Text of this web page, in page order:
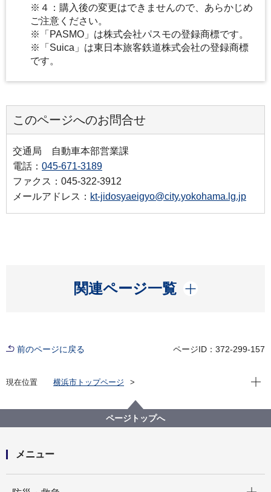
※４：購入後の変更はできませんので、あらかじめ
ご注意ください。
※「PASMO」は株式会社パスモの登録商標です。
※「Suica」は東日本旅客鉄道株式会社の登録商標
です。
このページへのお問合せ
交通局 自動車本部営業課
電話： 045-671-3189
ファクス：045-322-3912
メールアドレス： kt-jidosyaeigyo@city.yokohama.lg.jp
関連ページ一覧
開く
前のページに戻る ページID：372-299-157
現在位置
横浜市トップページ
交通局
自動車本部営業課
市営バス車内で買える乗車券はどんなものがあります
現在
ページトップへ
メニュー